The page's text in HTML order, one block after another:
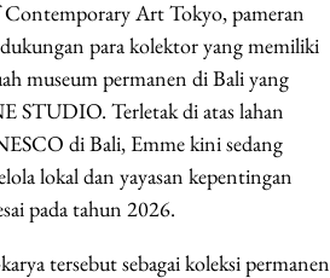
Art Tokyo, pameran
para kolektor yang memiliki
museum permanen di Bali yang
STUDIO. Terletak di atas lahan
di Bali, Emme kini sedang
lokal dan yayasan kepentingan
pada tahun 2026.
tersebut sebagai koleksi permanen